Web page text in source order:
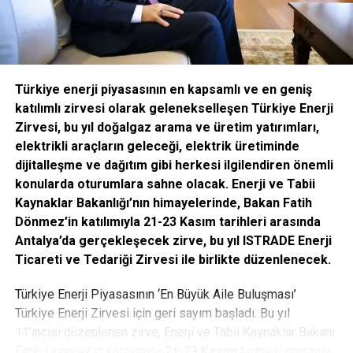
isteyenler, 30 Kasım tarihine kadar web sitesi üzerinden
ücretsiz fuar davetiyesi oluşturabilecek. Fuar, 4 Aralık
Cumartesi günü 18.00’e kadar ziyaret edilebilecek.
tanışacak
Tüyap’ın geliştirdiği dijital çözümlerle katılımcı firmalar ve
ziyaretçiler online iş ağı platformu Business Connect
Programı üzerinden dijital ortamda bir araya gelecek. Bu
program sayesinde fuardan önce, fuar sırasında ve fuardan
sonra online çözümler ile katılımcılar ve ziyaretçiler
kesintisiz buluşacak. Business Connect Programı
sayesinde fuar başlamadan önce katılımcı ve ziyaretçiler
birbirlerinin online profillerini görüntüleyebilecek, dijital
gönderebilecek, ilgilendikleri ürünleri ve hizmetleri kolayca
filtreleyip doğru ürüne ve kişiye ulaşabilecekler. Fuar
Türkiye enerji piyasasının en kapsamlı ve en geniş
katılımlı zirvesi olarak gelenekselleşen Türkiye Enerji
Zirvesi, bu yıl doğalgaz arama ve üretim yatırımları,
elektrikli araçların geleceği, elektrik üretiminde
dijitalleşme ve dağıtım gibi herkesi ilgilendiren önemli
konularda oturumlara sahne olacak. Enerji ve Tabii
Kaynaklar Bakanlığı’nın himayelerinde, Bakan Fatih
Dönmez’in katılımıyla 21-23 Kasım tarihleri arasında
Antalya’da gerçekleşecek zirve, bu yıl ISTRADE Enerji
Ticareti ve Tedariği Zirvesi ile birlikte düzenlenecek.
Türkiye Enerji Piyasasının ‘En Büyük Aile Buluşması’
Türkiye Enerji Zirvesi için geri sayım başladı. Bu yıl
11’incisi düzenlenen zirve, Enerji ve Tabii Kaynaklar Bakanı